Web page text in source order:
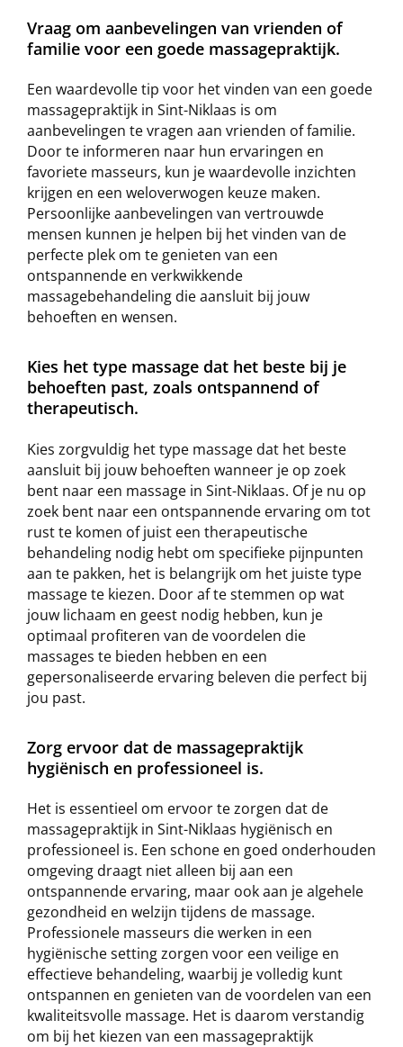
Vraag om aanbevelingen van vrienden of
familie voor een goede massagepraktijk.
Een waardevolle tip voor het vinden van een goede
massagepraktijk in Sint-Niklaas is om
aanbevelingen te vragen aan vrienden of familie.
Door te informeren naar hun ervaringen en
favoriete masseurs, kun je waardevolle inzichten
krijgen en een weloverwogen keuze maken.
Persoonlijke aanbevelingen van vertrouwde
mensen kunnen je helpen bij het vinden van de
perfecte plek om te genieten van een
ontspannende en verkwikkende
massagebehandeling die aansluit bij jouw
behoeften en wensen.
Kies het type massage dat het beste bij je
behoeften past, zoals ontspannend of
therapeutisch.
Kies zorgvuldig het type massage dat het beste
aansluit bij jouw behoeften wanneer je op zoek
bent naar een massage in Sint-Niklaas. Of je nu op
zoek bent naar een ontspannende ervaring om tot
rust te komen of juist een therapeutische
behandeling nodig hebt om specifieke pijnpunten
aan te pakken, het is belangrijk om het juiste type
massage te kiezen. Door af te stemmen op wat
jouw lichaam en geest nodig hebben, kun je
optimaal profiteren van de voordelen die
massages te bieden hebben en een
gepersonaliseerde ervaring beleven die perfect bij
jou past.
Zorg ervoor dat de massagepraktijk
hygiënisch en professioneel is.
Het is essentieel om ervoor te zorgen dat de
massagepraktijk in Sint-Niklaas hygiënisch en
professioneel is. Een schone en goed onderhouden
omgeving draagt niet alleen bij aan een
ontspannende ervaring, maar ook aan je algehele
gezondheid en welzijn tijdens de massage.
Professionele masseurs die werken in een
hygiënische setting zorgen voor een veilige en
effectieve behandeling, waarbij je volledig kunt
ontspannen en genieten van de voordelen van een
kwaliteitsvolle massage. Het is daarom verstandig
om bij het kiezen van een massagepraktijk